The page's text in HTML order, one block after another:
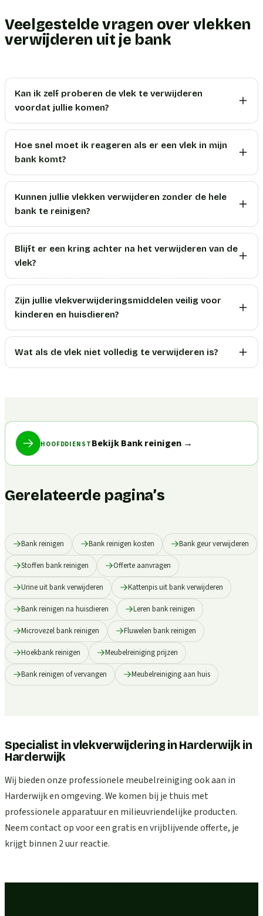
Veelgestelde vragen over vlekken
verwijderen uit je bank
Kan ik zelf proberen de vlek te verwijderen
voordat jullie komen?
Hoe snel moet ik reageren als er een vlek in mijn
bank komt?
Kunnen jullie vlekken verwijderen zonder de hele
bank te reinigen?
Blijft er een kring achter na het verwijderen van de
vlek?
Zijn jullie vlekverwijderingsmiddelen veilig voor
kinderen en huisdieren?
Wat als de vlek niet volledig te verwijderen is?
HOOFDDIENST Bekijk Bank reinigen→
Gerelateerde pagina’s
Bank reinigen Bank reinigen kosten Bank geur verwijderen
Stoffen bank reinigen Offerte aanvragen
Urine uit bank verwijderen Kattenpis uit bank verwijderen
Bank reinigen na huisdieren Leren bank reinigen
Microvezel bank reinigen Fluwelen bank reinigen
Hoekbank reinigen Meubelreiniging prijzen
Bank reinigen of vervangen Meubelreiniging aan huis
Specialist in vlekverwijdering in Harderwijk in
Harderwijk
Wij bieden onze professionele meubelreiniging ook aan in
Harderwijk en omgeving. We komen bij je thuis met
professionele apparatuur en milieuvriendelijke producten.
Neem contact op voor een gratis en vrijblijvende offerte, je
krijgt binnen 2 uur reactie.